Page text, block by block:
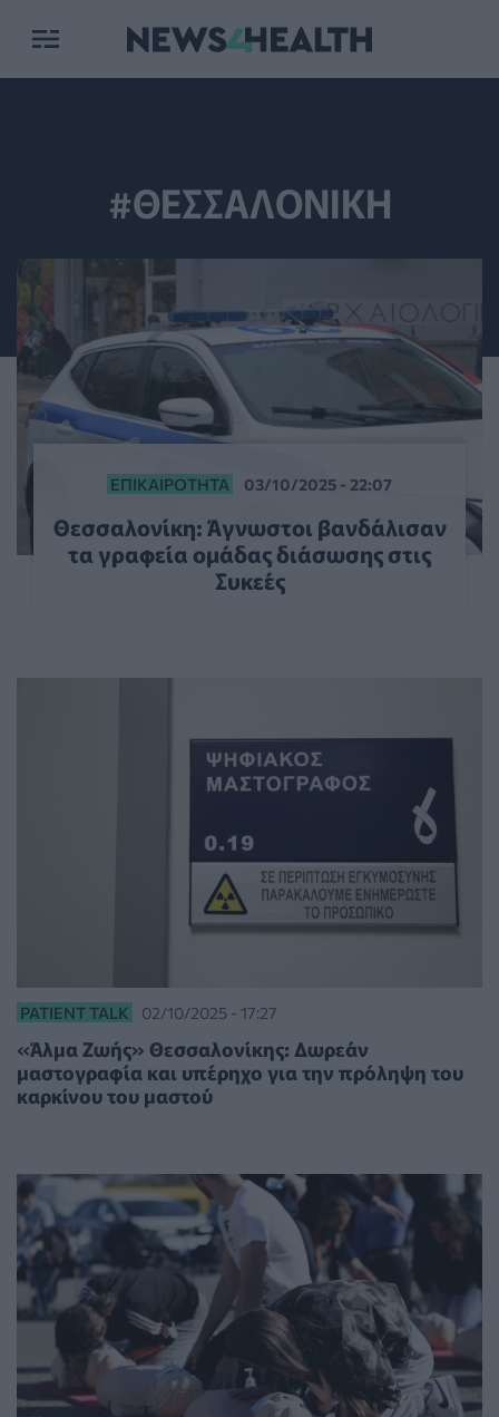
#ΘΕΣΣΑΛΟΝΙΚΗ
ΕΠΙΚΑΙΡΌΤΗΤΑ 03/10/2025 - 22:07
Θεσσαλονίκη: Άγνωστοι βανδάλισαν
τα γραφεία ομάδας διάσωσης στις
Συκεές
PATIENT TALK 02/10/2025 - 17:27
«Άλμα Ζωής» Θεσσαλονίκης: Δωρεάν
μαστογραφία και υπέρηχο για την πρόληψη του
καρκίνου του μαστού